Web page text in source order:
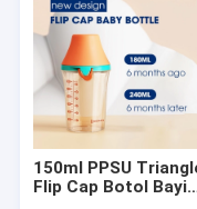
150ml PPSU
Flip Cap Botol Bayi